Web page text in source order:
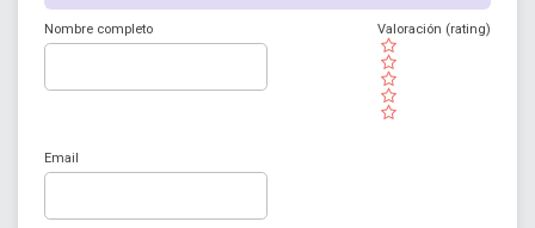
Nombre completo
( )
( )
( )
( )
( )
Valoración (rating)
Email